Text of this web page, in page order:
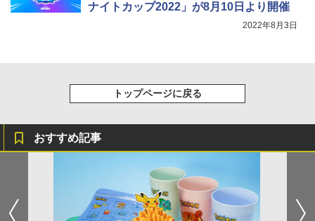
ナイトカップ2022」が8月10日より開催
2022年8月3日
トップページに戻る
おすすめ記事